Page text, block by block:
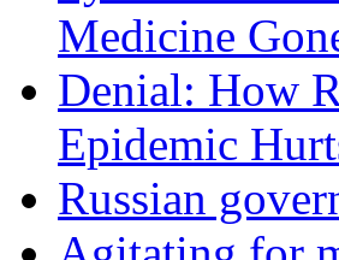
Medicine
Denial: How
Epidemic
Russian